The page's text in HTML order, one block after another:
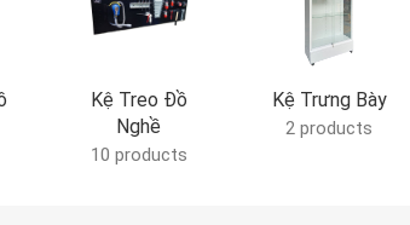
Kệ Treo Đồ
Nghề
10 products
Kệ Trưng Bày
2 products